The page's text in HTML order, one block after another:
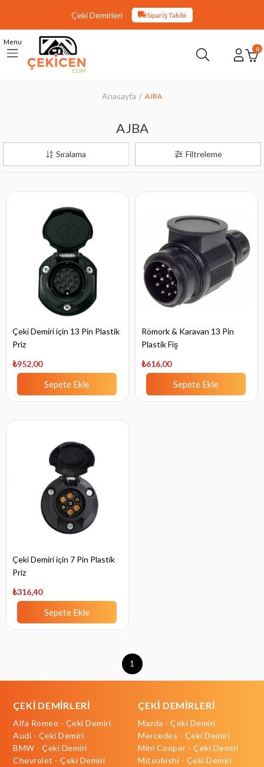
Çeki Demirleri Sipariş Takibi
Menu
0
Anasayfa AJBA
AJBA
Filtreleme
Sıralama
Çeki Demiri için 13 Pin Plastik
Priz
₺952,00
Sepete Ekle
Römork & Karavan 13 Pin
Plastik Fiş
₺616,00
Sepete Ekle
Çeki Demiri için 7 Pin Plastik
Priz
₺316,40
Sepete Ekle
1
ÇEKİ DEMİRLERİ
Alfa Romeo - Çeki Demiri
Audi - Çeki Demiri
BMW - Çeki Demiri
Chevrolet - Çeki Demiri
ÇEKİ DEMİRLERİ
Mazda - Çeki Demiri
Mercedes - Çeki Demiri
Mini Cooper - Çeki Demiri
Mitsubishi - Çeki Demiri